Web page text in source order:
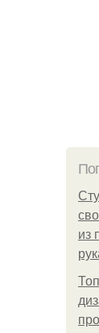
из